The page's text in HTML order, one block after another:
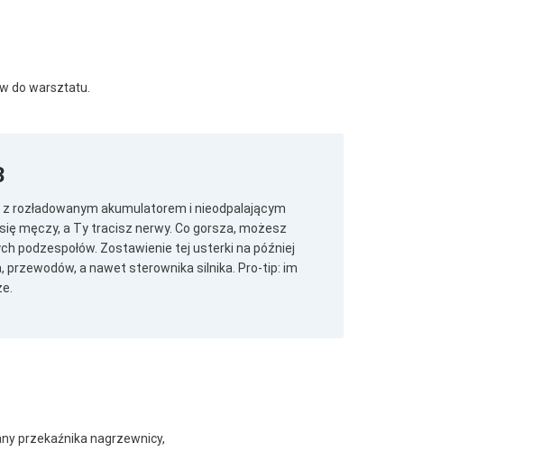
do warsztatu.
rozładowanym akumulatorem i nieodpalającym
męczy, a Ty tracisz nerwy. Co gorsza, możesz
podzespołów. Zostawienie tej usterki na później
a nawet sterownika silnika. Pro-tip: im
przekaźnika nagrzewnicy,